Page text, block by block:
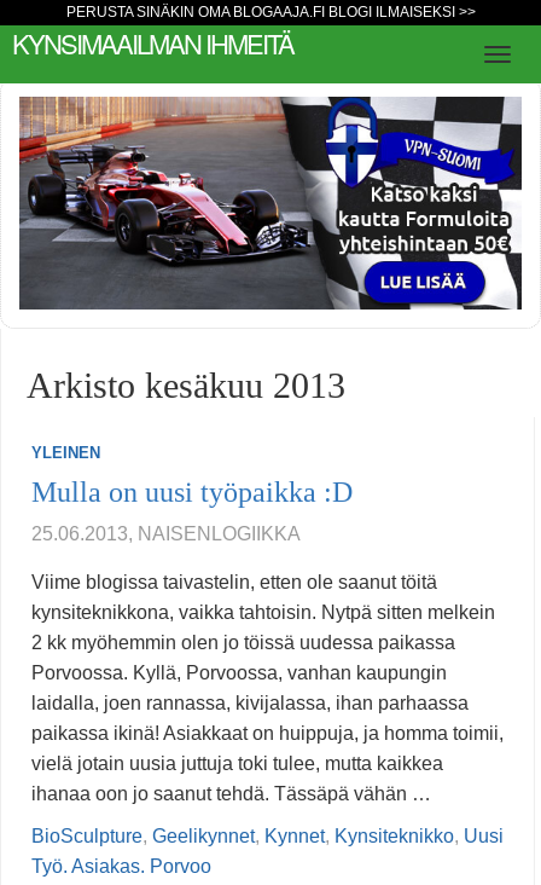
PERUSTA SINÄKIN OMA BLOGAAJA.FI BLOGI ILMAISEKSI >>
KYNSIMAAILMAN IHMEITÄ
Arkisto kesäkuu 2013
YLEINEN
Mulla on uusi työpaikka :D
25.06.2013, NAISENLOGIIKKA
Viime blogissa taivastelin, etten ole saanut töitä
kynsiteknikkona, vaikka tahtoisin. Nytpä sitten melkein
2 kk myöhemmin olen jo töissä uudessa paikassa
Porvoossa. Kyllä, Porvoossa, vanhan kaupungin
laidalla, joen rannassa, kivijalassa, ihan parhaassa
paikassa ikinä! Asiakkaat on huippuja, ja homma toimii,
vielä jotain uusia juttuja toki tulee, mutta kaikkea
ihanaa oon jo saanut tehdä. Tässäpä vähän …
BioSculpture, Geelikynnet, Kynnet, Kynsiteknikko, Uusi
Työ. Asiakas. Porvoo